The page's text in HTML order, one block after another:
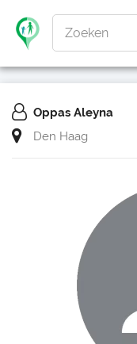
Zoeken
Oppas Aleyna
Den Haag